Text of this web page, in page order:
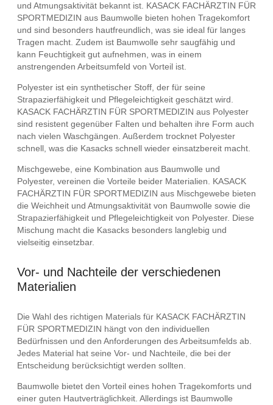
und Atmungsaktivität bekannt ist. KASACK FACHÄRZTIN FÜR
SPORTMEDIZIN aus Baumwolle bieten hohen Tragekomfort
und sind besonders hautfreundlich, was sie ideal für langes
Tragen macht. Zudem ist Baumwolle sehr saugfähig und
kann Feuchtigkeit gut aufnehmen, was in einem
anstrengenden Arbeitsumfeld von Vorteil ist.
Polyester ist ein synthetischer Stoff, der für seine
Strapazierfähigkeit und Pflegeleichtigkeit geschätzt wird.
KASACK FACHÄRZTIN FÜR SPORTMEDIZIN aus Polyester
sind resistent gegenüber Falten und behalten ihre Form auch
nach vielen Waschgängen. Außerdem trocknet Polyester
schnell, was die Kasacks schnell wieder einsatzbereit macht.
Mischgewebe, eine Kombination aus Baumwolle und
Polyester, vereinen die Vorteile beider Materialien. KASACK
FACHÄRZTIN FÜR SPORTMEDIZIN aus Mischgewebe bieten
die Weichheit und Atmungsaktivität von Baumwolle sowie die
Strapazierfähigkeit und Pflegeleichtigkeit von Polyester. Diese
Mischung macht die Kasacks besonders langlebig und
vielseitig einsetzbar.
Vor- und Nachteile der verschiedenen
Materialien
Die Wahl des richtigen Materials für KASACK FACHÄRZTIN
FÜR SPORTMEDIZIN hängt von den individuellen
Bedürfnissen und den Anforderungen des Arbeitsumfelds ab.
Jedes Material hat seine Vor- und Nachteile, die bei der
Entscheidung berücksichtigt werden sollten.
Baumwolle bietet den Vorteil eines hohen Tragekomforts und
einer guten Hautverträglichkeit. Allerdings ist Baumwolle